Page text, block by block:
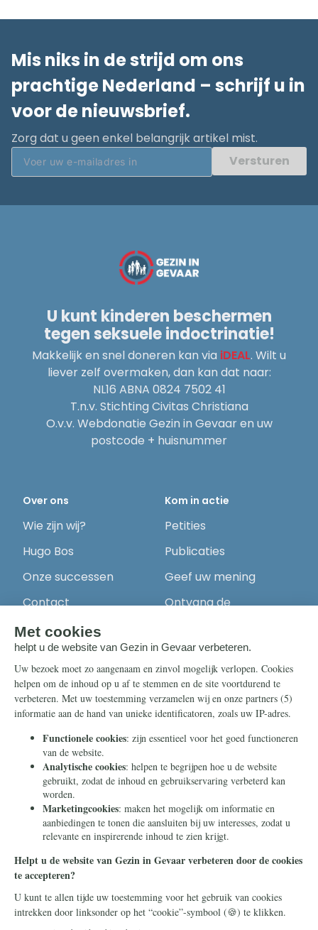
Mis niks in de strijd om ons
prachtige Nederland – schrijf u in
voor de nieuwsbrief.
Zorg dat u geen enkel belangrijk artikel mist.
Versturen
U kunt kinderen beschermen
tegen seksuele indoctrinatie!
Makkelijk en snel doneren kan via iDEAL. Wilt u
liever zelf overmaken, dan kan dat naar:
NL16 ABNA 0824 7502 41
T.n.v. Stichting Civitas Christiana
O.v.v. Webdonatie Gezin in Gevaar en uw
postcode + huisnummer
Over ons
Wie zijn wij?
Hugo Bos
Onze successen
Contact
Kom in actie
Petities
Publicaties
Geef uw mening
Ontvang de
Steun ons
Nieuwsbrief
Eenmalig
Maandelijks
Periodiek
Nalaten
Zelf overschrijven
Info
Contact
Ontvang onze
Telegram-berichten
© 2026 Stichting Civitas Christiana